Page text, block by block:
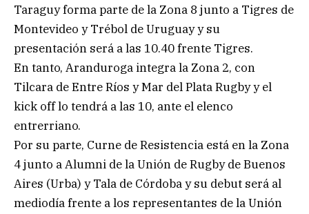
Taraguy forma parte de la Zona 8 junto a Tigres de
Montevideo y Trébol de Uruguay y su
presentación será a las 10.40 frente Tigres.
En tanto, Aranduroga integra la Zona 2, con
Tilcara de Entre Ríos y Mar del Plata Rugby y el
kick off lo tendrá a las 10, ante el elenco
entrerriano.
Por su parte, Curne de Resistencia está en la Zona
4 junto a Alumni de la Unión de Rugby de Buenos
Aires (Urba) y Tala de Córdoba y su debut será al
mediodía frente a los representantes de la Unión